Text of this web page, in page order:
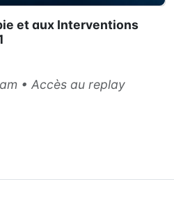
et aux Interventions
• Accès au replay